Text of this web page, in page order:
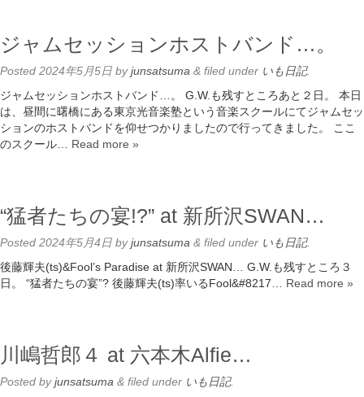
ジャムセッションホストバンド…。
Posted 2024年5月5日 byjunsatsuma & filed under いも日記.
ジャムセッションホストバンド…。 G.W.も残すところあと２日。 本日
は、昼間に曙橋にある東京光音楽塾という音楽スクールにてジャムセッ
ションのホストバンドを仰せつかりましたので行ってきました。 ここ
のスクール… Read more »
“猛者たちの宴!?” at 新所沢SWAN…
Posted 2024年5月4日 byjunsatsuma & filed under いも日記.
後藤輝夫(ts)&Fool’s Paradise at 新所沢SWAN… G.W.も残すところ３
日。 “猛者たちの宴”? 後藤輝夫(ts)率いるFool&#8217… Read more »
川嶋哲郎４ at 六本木Alfie…
Posted byjunsatsuma & filed under いも日記.